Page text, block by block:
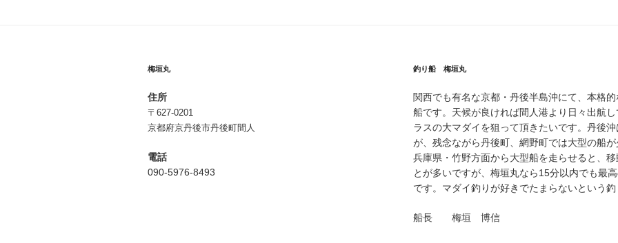
シ
ョ
ン
梅垣丸
住所
〒627-0201
京都府京丹後市丹後町間人
電話
090-5976-8493
釣り船 梅垣丸
関西でも有名な京都・丹後半島沖にて、本格
船です。天候が良ければ間人港より日々出航
ラスの大マダイを狙って頂きたいです。丹後
が、残念ながら丹後町、網野町では大型の船
兵庫県・竹野方面から大型船を走らせると、
とが多いですが、梅垣丸なら15分以内でも最
です。マダイ釣りが好きでたまらないという釣
船長 梅垣 博信